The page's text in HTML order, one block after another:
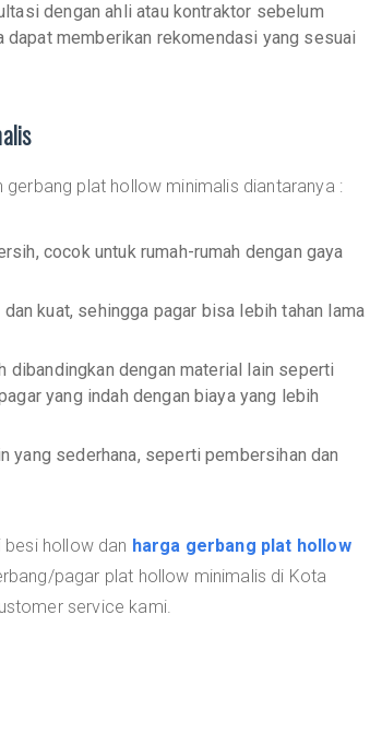
dengan ahli atau kontraktor sebelum
dapat memberikan rekomendasi yang sesuai
plat hollow minimalis diantaranya :
cocok untuk rumah-rumah dengan gaya
kuat, sehingga pagar bisa lebih tahan lama
dibandingkan dengan material lain seperti
yang indah dengan biaya yang lebih
yang sederhana, seperti pembersihan dan
hollow dan harga gerbang plat hollow
pagar plat hollow minimalis di Kota
service kami.